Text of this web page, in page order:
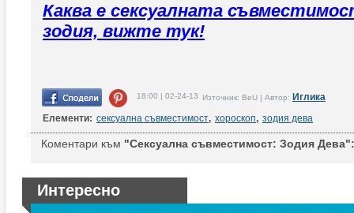
Каква е сексуалната
зодия, вижте тук!
18:00 | 02-24-13 Източник: BeU | Автор: Иглика
Елементи: сексуална съвместимост, хороскоп, зодия дева
Коментари към "Сексуална съвместимост: Зодия Дева":
Интересно